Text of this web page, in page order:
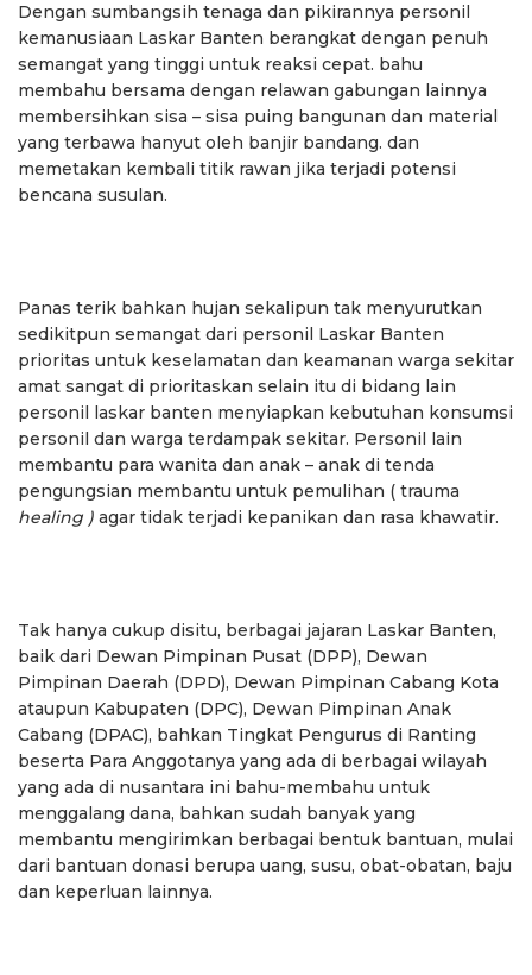
Dengan sumbangsih tenaga dan pikirannya personil
kemanusiaan Laskar Banten berangkat dengan penuh
semangat yang tinggi untuk reaksi cepat. bahu
membahu bersama dengan relawan gabungan lainnya
membersihkan sisa – sisa puing bangunan dan material
yang terbawa hanyut oleh banjir bandang. dan
memetakan kembali titik rawan jika terjadi potensi
bencana susulan.
Panas terik bahkan hujan sekalipun tak menyurutkan
sedikitpun semangat dari personil Laskar Banten
prioritas untuk keselamatan dan keamanan warga sekitar
amat sangat di prioritaskan selain itu di bidang lain
personil laskar banten menyiapkan kebutuhan konsumsi
personil dan warga terdampak sekitar. Personil lain
membantu para wanita dan anak – anak di tenda
pengungsian membantu untuk pemulihan ( trauma
healing ) agar tidak terjadi kepanikan dan rasa khawatir.
Tak hanya cukup disitu, berbagai jajaran Laskar Banten,
baik dari Dewan Pimpinan Pusat (DPP), Dewan
Pimpinan Daerah (DPD), Dewan Pimpinan Cabang Kota
ataupun Kabupaten (DPC), Dewan Pimpinan Anak
Cabang (DPAC), bahkan Tingkat Pengurus di Ranting
beserta Para Anggotanya yang ada di berbagai wilayah
yang ada di nusantara ini bahu-membahu untuk
menggalang dana, bahkan sudah banyak yang
membantu mengirimkan berbagai bentuk bantuan, mulai
dari bantuan donasi berupa uang, susu, obat-obatan, baju
dan keperluan lainnya.